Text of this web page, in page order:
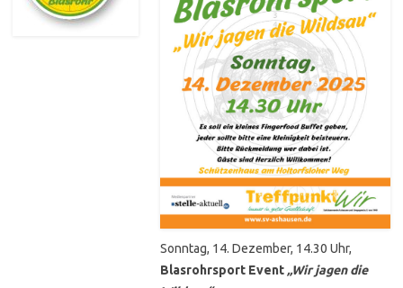
Sonntag, 14. Dezember, 14.30 Uhr,
Blasrohrsport Event „Wir jagen die